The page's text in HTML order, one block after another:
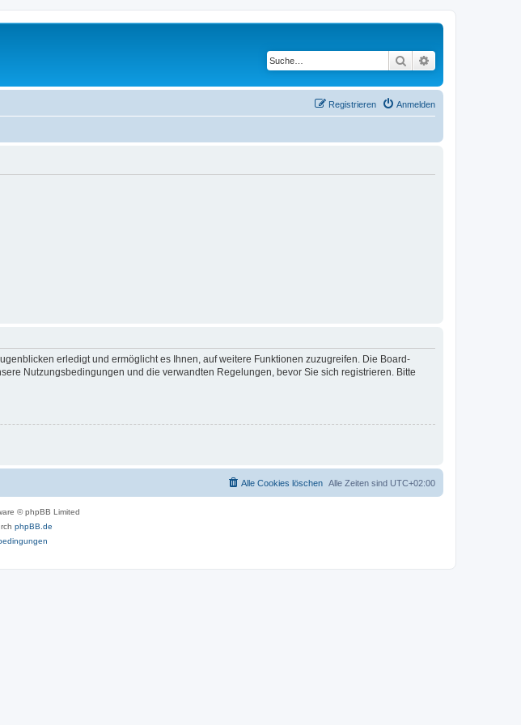
Suche
Anmelden
Registrieren
erledigt und ermöglicht es Ihnen, auf weitere Funktionen zuzugreifen. Die Board-
Nutzungsbedingungen und die verwandten Regelungen, bevor Sie sich registrieren. Bitte
Alle Zeiten sind UTC+02:00
Alle Cookies löschen
© phpBB Limited
phpBB.de